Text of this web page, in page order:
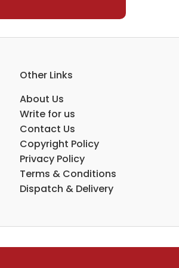
Other Links
About Us
Write for us
Contact Us
Copyright Policy
Privacy Policy
Terms & Conditions
Dispatch & Delivery